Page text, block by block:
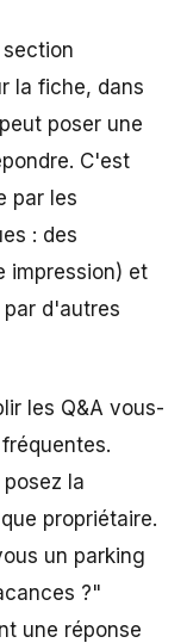
la fiche, dans
poser une
C'est
par les
: des
impression) et
d'autres
les Q&A vous-
la
propriétaire.
un parking
?"
une réponse